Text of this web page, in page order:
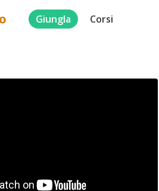
Giungla Corsi